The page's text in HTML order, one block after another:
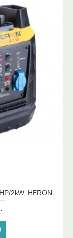
2kW, HERON